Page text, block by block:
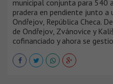
municipal conjunta para 540
pradera en pendiente junto
Ondřejov, República Checa.
de Ondřejov, Zvánovice y
cofinanciado y ahora se